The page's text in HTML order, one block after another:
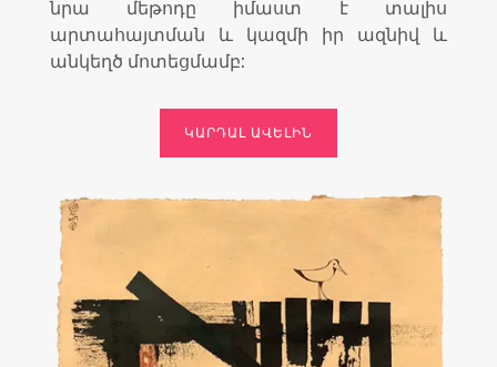
նրա մեթոդը իմաստ է տալիս
արտահայտման և կազմի իր ազնիվ և
անկեղծ մոտեցմամբ:
ԿԱՐԴԱԼ ԱՎԵԼԻՆ